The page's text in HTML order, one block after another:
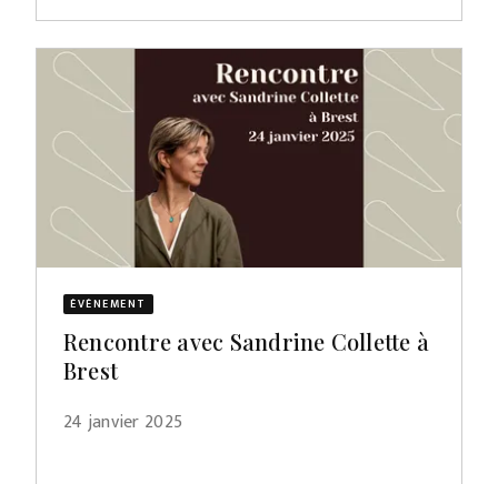
ÉVÈNEMENT
Rencontre avec Sandrine Collette à
Brest
24 janvier 2025